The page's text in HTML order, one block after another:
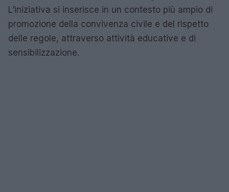
L’iniziativa si inserisce in un contesto più ampio di
promozione della convivenza civile e del rispetto
delle regole, attraverso attività educative e di
sensibilizzazione.